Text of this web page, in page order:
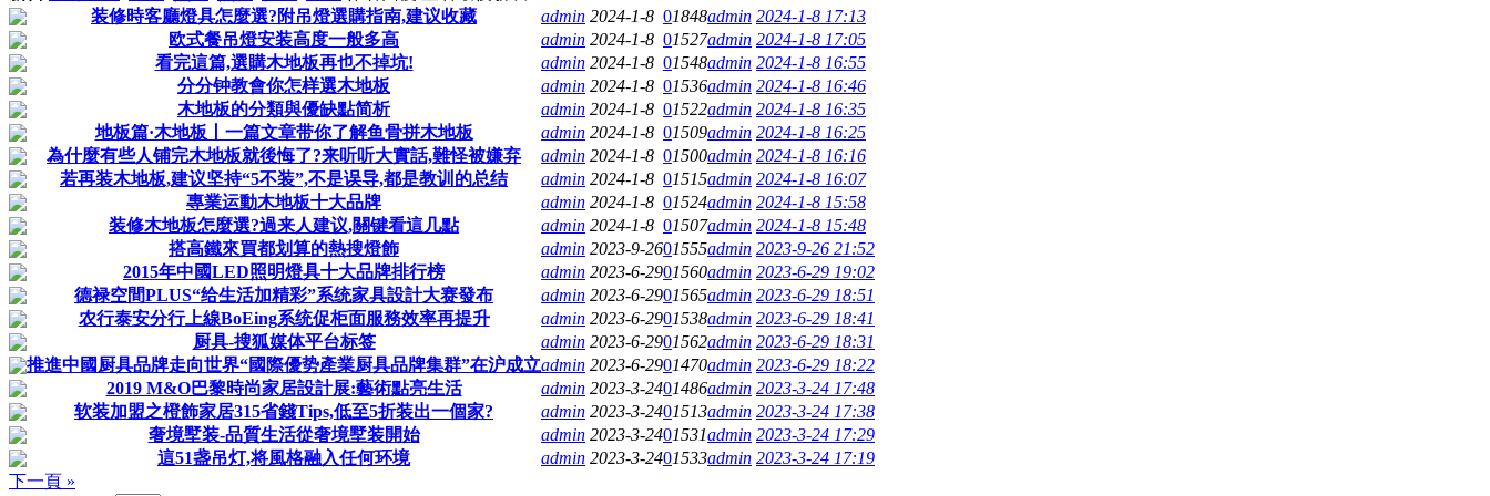
装修時客廳燈具怎麼選?附吊燈選購指南,建议收藏
admin 2024-1-8 01848admin 2024-1-8 17:13
欧式餐吊燈安装高度一般多高
admin 2024-1-8 01527admin 2024-1-8 17:05
看完這篇,選購木地板再也不掉坑!
admin 2024-1-8 01548admin 2024-1-8 16:55
分分钟教會你怎样選木地板
admin 2024-1-8 01536admin 2024-1-8 16:46
木地板的分類與優缺點简析
admin 2024-1-8 01522admin 2024-1-8 16:35
地板篇·木地板丨一篇文章带你了解鱼骨拼木地板
admin 2024-1-8 01509admin 2024-1-8 16:25
為什麼有些人铺完木地板就後悔了?来听听大實話,難怪被嫌弃
admin 2024-1-8 01500admin 2024-1-8 16:16
若再装木地板,建议坚持“5不装”,不是误导,都是教训的总结
admin 2024-1-8 01515admin 2024-1-8 16:07
專業运動木地板十大品牌
admin 2024-1-8 01524admin 2024-1-8 15:58
装修木地板怎麼選?過来人建议,關键看這几點
admin 2024-1-8 01507admin 2024-1-8 15:48
搭高鐵來買都划算的熱搜燈飾
admin 2023-9-2601555admin 2023-9-26 21:52
2015年中國LED照明燈具十大品牌排行榜
admin 2023-6-2901560admin 2023-6-29 19:02
德禄空間PLUS“给生活加精彩”系统家具設計大赛發布
admin 2023-6-2901565admin 2023-6-29 18:51
农行泰安分行上線BoEing系统促柜面服務效率再提升
admin 2023-6-2901538admin 2023-6-29 18:41
厨具-搜狐媒体平台标签
admin 2023-6-2901562admin 2023-6-29 18:31
推進中國厨具品牌走向世界“國際優势產業厨具品牌集群”在沪成立admin 2023-6-2901470admin 2023-6-29 18:22
2019 M&O巴黎時尚家居設計展:藝術點亮生活
admin 2023-3-2401486admin 2023-3-24 17:48
软装加盟之橙飾家居315省錢Tips,低至5折装出一個家?
admin 2023-3-2401513admin 2023-3-24 17:38
奢境墅装-品質生活從奢境墅装開始
admin 2023-3-2401531admin 2023-3-24 17:29
這51盏吊灯,将風格融入任何环境
admin 2023-3-2401533admin 2023-3-24 17:19
下一頁 »